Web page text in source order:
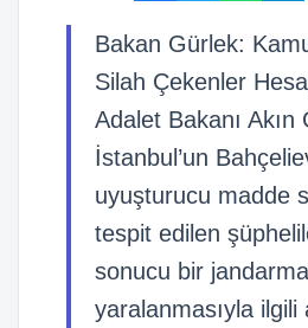
Bakan Gürlek:
Silah Çekenler
Adalet Bakanı Akın
İstanbul’un
uyuşturucu madde
tespit edilen
sonucu bir
yaralanmasıyla ilgili